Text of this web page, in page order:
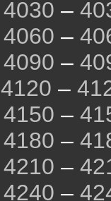
4030 –
4060 –
4090 –
4120 –
4150 –
4180 –
4210 –
4240 –